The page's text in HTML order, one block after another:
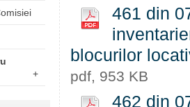
+
461 din
blocurilor
pdf, 953 KB
462 din